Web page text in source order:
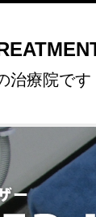
治療院です